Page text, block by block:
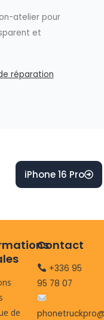
atelier pour
et
réparation
iPhone 16 Pro
de
Contact
+336 95
95 78 07